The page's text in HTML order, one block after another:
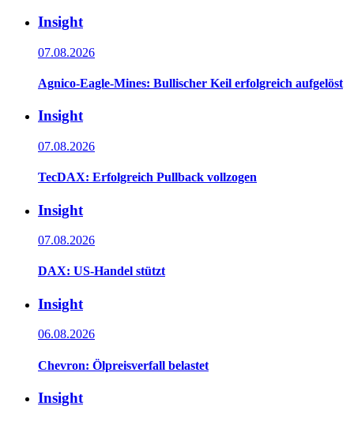
Insight
07.08.2026
Agnico-Eagle-Mines: Bullischer Keil erfolgreich aufgelöst
Insight
07.08.2026
TecDAX: Erfolgreich Pullback vollzogen
Insight
07.08.2026
DAX: US-Handel stützt
Insight
06.08.2026
Chevron: Ölpreisverfall belastet
Insight